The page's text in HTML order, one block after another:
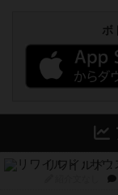
ボ
リワイルド